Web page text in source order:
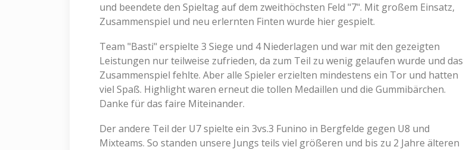
und beendete den Spieltag auf dem zweithöchsten Feld "7". Mit großem Einsatz,
Zusammenspiel und neu erlernten Finten wurde hier gespielt.
Team "Basti" erspielte 3 Siege und 4 Niederlagen und war mit den gezeigten
Leistungen nur teilweise zufrieden, da zum Teil zu wenig gelaufen wurde und das
Zusammenspiel fehlte. Aber alle Spieler erzielten mindestens ein Tor und hatten
viel Spaß. Highlight waren erneut die tollen Medaillen und die Gummibärchen.
Danke für das faire Miteinander.
Der andere Teil der U7 spielte ein 3vs.3 Funino in Bergfelde gegen U8 und
Mixteams. So standen unsere Jungs teils viel größeren und bis zu 2 Jahre älteren